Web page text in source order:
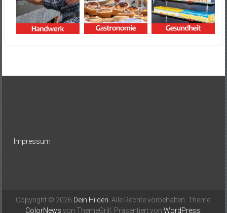
Impressum
Copyright © 2026 Dein Hilden. Alle Rechte vorbehalten. Theme:
ColorNews von ThemeGrill. Präsentiert von WordPress.